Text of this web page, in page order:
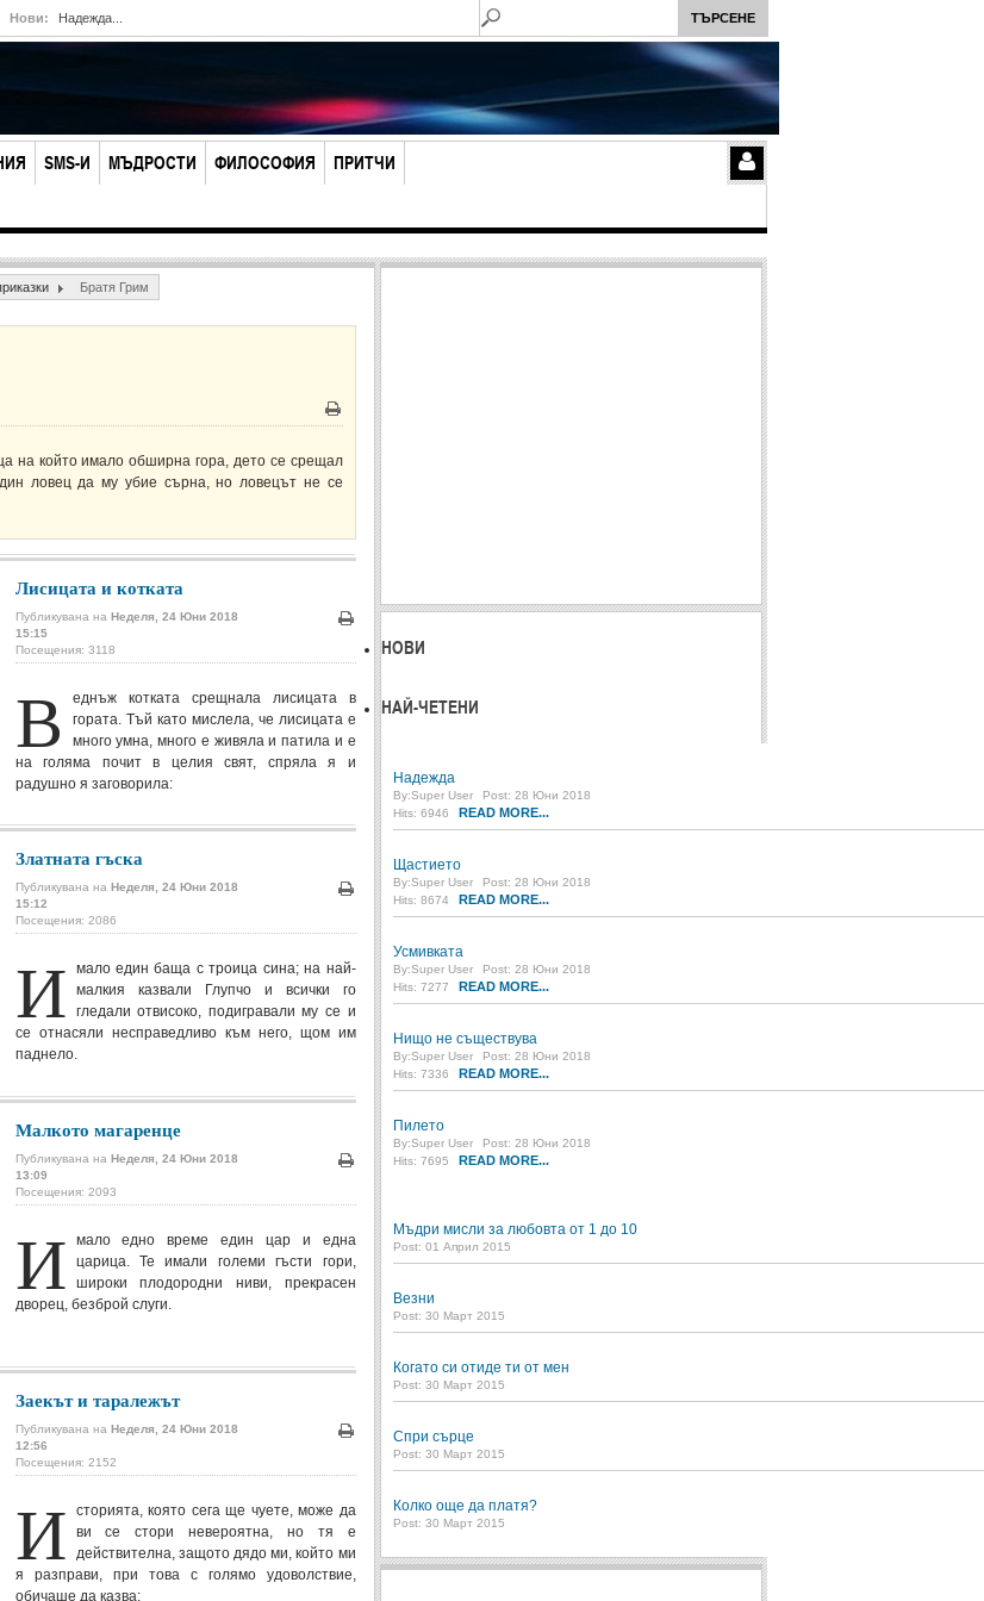
Нови: Надежда...
SMS-И МЪДРОСТИ ФИЛОСОФИЯ ПРИТЧИ
Братя Грим
Печат
на който имало обширна гора, дето се срещал
ловец да му убие сърна, но ловецът не се
Лисицата и котката
Публикувана на Неделя, 24 Юни 2018
15:15
Посещения: 3118
Печат
В
еднъж котката срещнала лисицата в
гората. Тъй като мислела, че лисицата е
много умна, много е живяла и патила и е
на голяма почит в целия свят, спряла я и
радушно я заговорила:
Златната гъска
Публикувана на Неделя, 24 Юни 2018
15:12
Посещения: 2086
Печат
И
мало един баща с троица сина; на най-
малкия казвали Глупчо и всички го
гледали отвисоко, подигравали му се и
се отнасяли несправедливо към него, щом им
паднело.
Малкото магаренце
Публикувана на Неделя, 24 Юни 2018
13:09
Посещения: 2093
Печат
И
мало едно време един цар и една
царица. Те имали големи гъсти гори,
широки плодородни ниви, прекрасен
дворец, безброй слуги.
Заекът и таралежът
Публикувана на Неделя, 24 Юни 2018
12:56
Посещения: 2152
Печат
И
сторията, която сега ще чуете, може да
ви се стори невероятна, но тя е
действителна, защото дядо ми, който ми
я разправи, при това с голямо удоволствие,
обичаше да казва:
НОВИ
НАЙ-ЧЕТЕНИ
Надежда
By:Super User
Post: 28 Юни 2018
Hits: 6946
READ MORE...
Щастието
By:Super User
Post: 28 Юни 2018
Hits: 8674
READ MORE...
Усмивката
By:Super User
Post: 28 Юни 2018
Hits: 7277
READ MORE...
Нищо не съществува
By:Super User
Post: 28 Юни 2018
Hits: 7336
READ MORE...
Пилето
By:Super User
Post: 28 Юни 2018
Hits: 7695
READ MORE...
Мъдри мисли за любовта от 1 до 10
Post: 01 Април 2015
Везни
Post: 30 Март 2015
Когато си отиде ти от мен
Post: 30 Март 2015
Спри сърце
Post: 30 Март 2015
Колко още да платя?
Post: 30 Март 2015